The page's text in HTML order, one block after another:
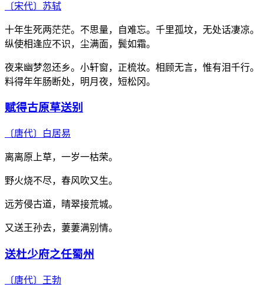
〔宋代〕 苏轼
十年生死两茫茫。不思量，自难忘。千里孤坟，无处话凄凉。
纵使相逢应不识，尘满面，鬓如霜。
夜来幽梦忽还乡。小轩窗，正梳妆。相顾无言，惟有泪千行。
料得年年肠断处，明月夜，短松冈。
赋得古原草送别
〔唐代〕 白居易
离离原上草，一岁一枯荣。
野火烧不尽，春风吹又生。
远芳侵古道，晴翠接荒城。
又送王孙去，萋萋满别情。
送杜少府之任蜀州
〔唐代〕 王勃